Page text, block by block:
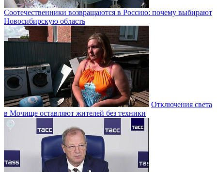
Соотечественники возвращаются в Россию: почему выбирают
Новосибирскую область
Отключения света
в Мочище оставляют жителей без техники